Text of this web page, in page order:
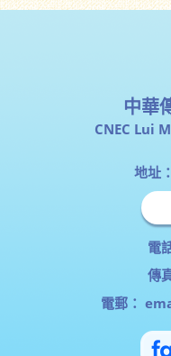
中華
CNEC Lui
地址
電
傳
電郵：